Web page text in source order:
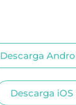
Descarga
Descarga iOS